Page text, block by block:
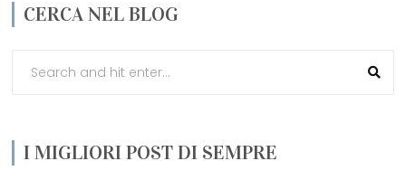
CERCA NEL BLOG
I MIGLIORI POST DI SEMPRE